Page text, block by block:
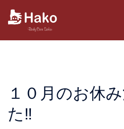
１０月のお休
た‼️